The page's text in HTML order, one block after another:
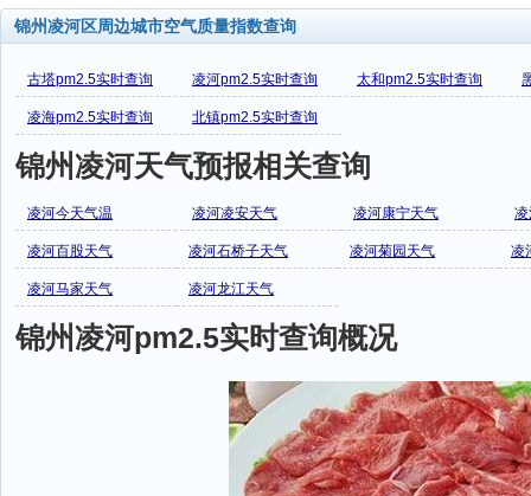
锦州凌河区周边城市空气质量指数查询
古塔pm2.5实时查询 凌河pm2.5实时查询 太和pm2.5实时查询
凌海pm2.5实时查询 北镇pm2.5实时查询
锦州凌河天气预报相关查询
凌河今天气温 凌河凌安天气 凌河康宁天气
凌河百股天气 凌河石桥子天气 凌河菊园天气 凌
凌河马家天气 凌河龙江天气
锦州凌河pm2.5实时查询概况